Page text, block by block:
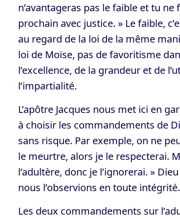
n’avantageras pas le faible et tu
prochain avec justice. » Le faible,
au regard de la loi de la même
loi de Moïse, pas de favoritisme
l’excellence, de la grandeur et de
l’impartialité.
L’apôtre Jacques nous met ici en
à choisir les commandements de
sans risque. Par exemple, on ne
le meurtre, alors je le respecterai.
l’adultère, donc je l’ignorerai. »
nous l’observions en toute intégrité.
Les deux commandements sur